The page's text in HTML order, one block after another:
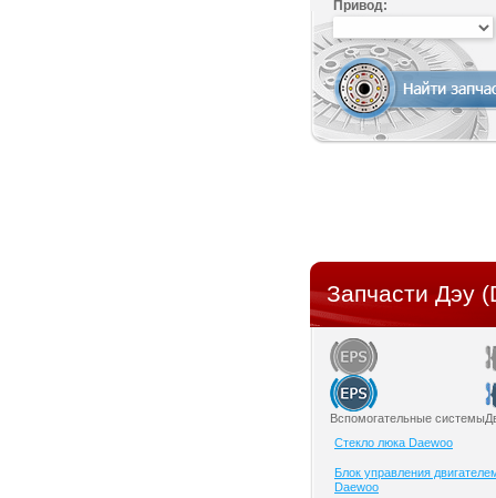
Привод:
Запчасти Дэу
Вспомогательные системы
Cтекло люка Daewoo
Блок управления
Daewoo